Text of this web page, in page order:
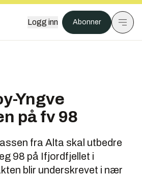
Logg inn Abonner
Yngve
på fv 98
fra Alta skal utbedre
98 på Ifjordfjellet i
blir underskrevet i nær